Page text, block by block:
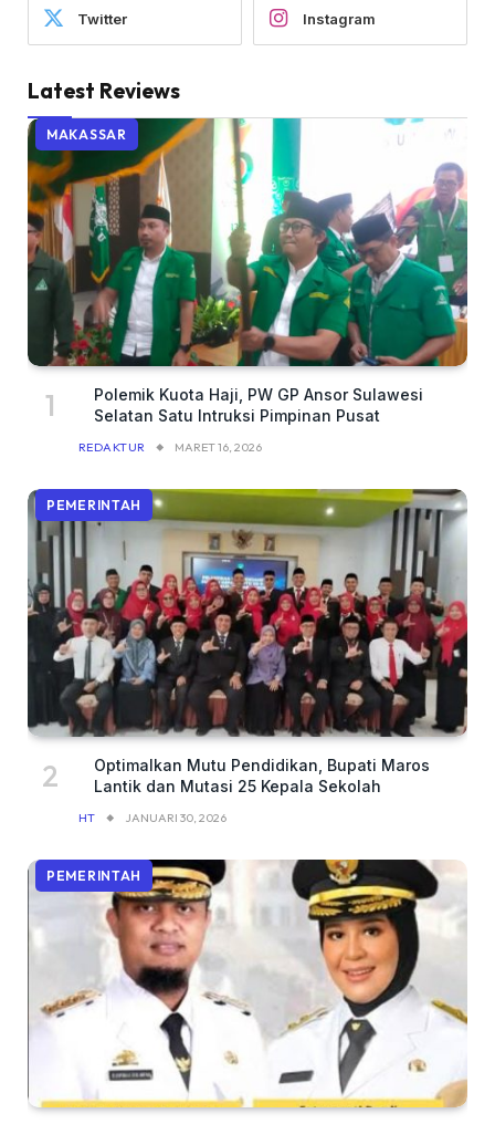
Twitter Instagram
Latest Reviews
MAKASSAR
Polemik Kuota Haji, PW GP Ansor Sulawesi
Selatan Satu Intruksi Pimpinan Pusat
REDAKTUR MARET 16, 2026
PEMERINTAH
Optimalkan Mutu Pendidikan, Bupati Maros
Lantik dan Mutasi 25 Kepala Sekolah
HT JANUARI 30, 2026
PEMERINTAH